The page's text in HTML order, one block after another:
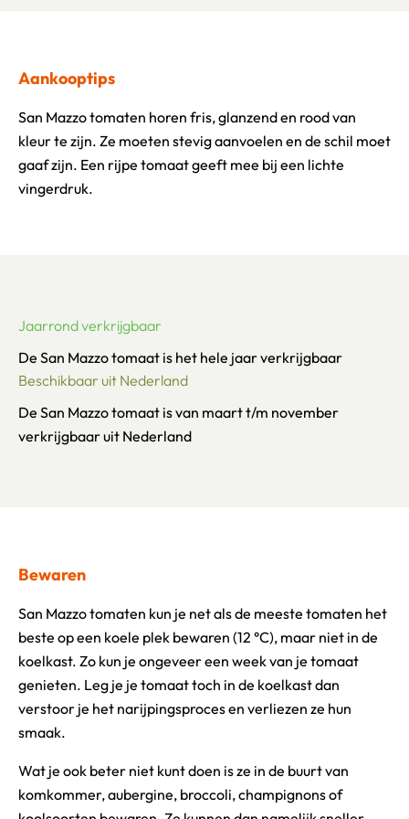
Aankooptips
San Mazzo tomaten horen fris, glanzend en rood van
kleur te zijn. Ze moeten stevig aanvoelen en de schil moet
gaaf zijn. Een rijpe tomaat geeft mee bij een lichte
vingerdruk.
Jaarrond verkrijgbaar
De San Mazzo tomaat is het hele jaar verkrijgbaar
Beschikbaar uit Nederland
De San Mazzo tomaat is van maart t/m november
verkrijgbaar uit Nederland
Bewaren
San Mazzo tomaten kun je net als de meeste tomaten het
beste op een koele plek bewaren (12 °C), maar niet in de
koelkast. Zo kun je ongeveer een week van je tomaat
genieten. Leg je je tomaat toch in de koelkast dan
verstoor je het narijpingsproces en verliezen ze hun
smaak.
Wat je ook beter niet kunt doen is ze in de buurt van
komkommer, aubergine, broccoli, champignons of